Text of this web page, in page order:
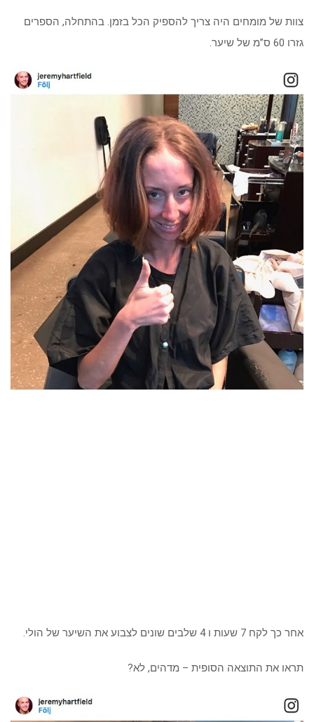
צוות של מומחים היה צריך להספיק הכל בזמן. בהתחלה, הספרים
גזרו 60 ס”מ של שיער.
אחר כך לקח 7 שעות ו 4 שלבים שונים לצבוע את השיער של הולי.
תראו את התוצאה הסופית – מדהים, לא?